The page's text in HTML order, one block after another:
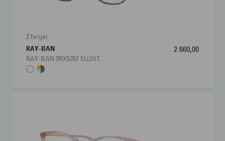
2 farger
RAY-BAN
RAY-BAN 0RX5397 ELLIOT
2 660,00